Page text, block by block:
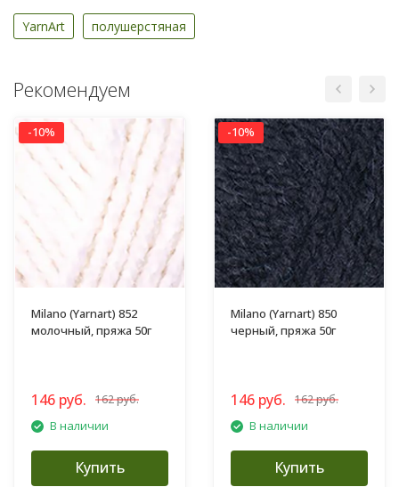
YarnArt полушерстяная
Рекомендуем
-10%
Milano (Yarnart) 852
молочный, пряжа 50г
146 руб. 162 руб.
В наличии
Купить
-10%
Milano (Yarnart) 850
черный, пряжа 50г
146 руб. 162 руб.
В наличии
Купить